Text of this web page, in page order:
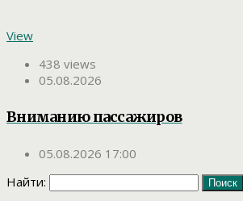
View
438 views
05.08.2026
Вниманию пассажиров
05.08.2026 17:00
Найти: